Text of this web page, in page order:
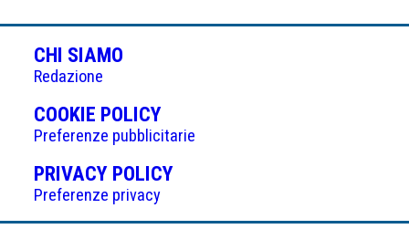
CHI SIAMO
Redazione
COOKIE POLICY(APRE
IN
UNA
NUOVA
Preferenze pubblicitarie
PRIVACY POLICY(APRE
UNA
Preferenze privacy